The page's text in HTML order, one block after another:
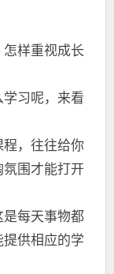
样重视成长
习呢，来看
，往往给你
围才能打开
每天事物都
供相应的学